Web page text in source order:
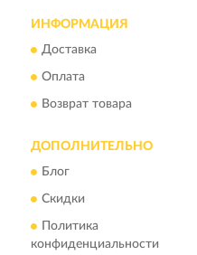
ИНФОРМАЦИЯ
Доставка
Оплата
Возврат товара
ДОПОЛНИТЕЛЬНО
Блог
Скидки
Политика
конфиденциальности